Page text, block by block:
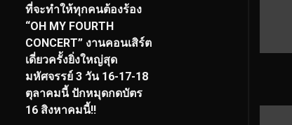
ที่จะทำให้ทุกคนต้องร้อง
“OH MY FOURTH
CONCERT” งานคอนเสิร์ต
เดี่ยวครั้งยิ่งใหญ่สุด
มหัศจรรย์ 3 วัน 16-17-18
ตุลาคมนี้ ปักหมุดกดบัตร
16 สิงหาคมนี้!!